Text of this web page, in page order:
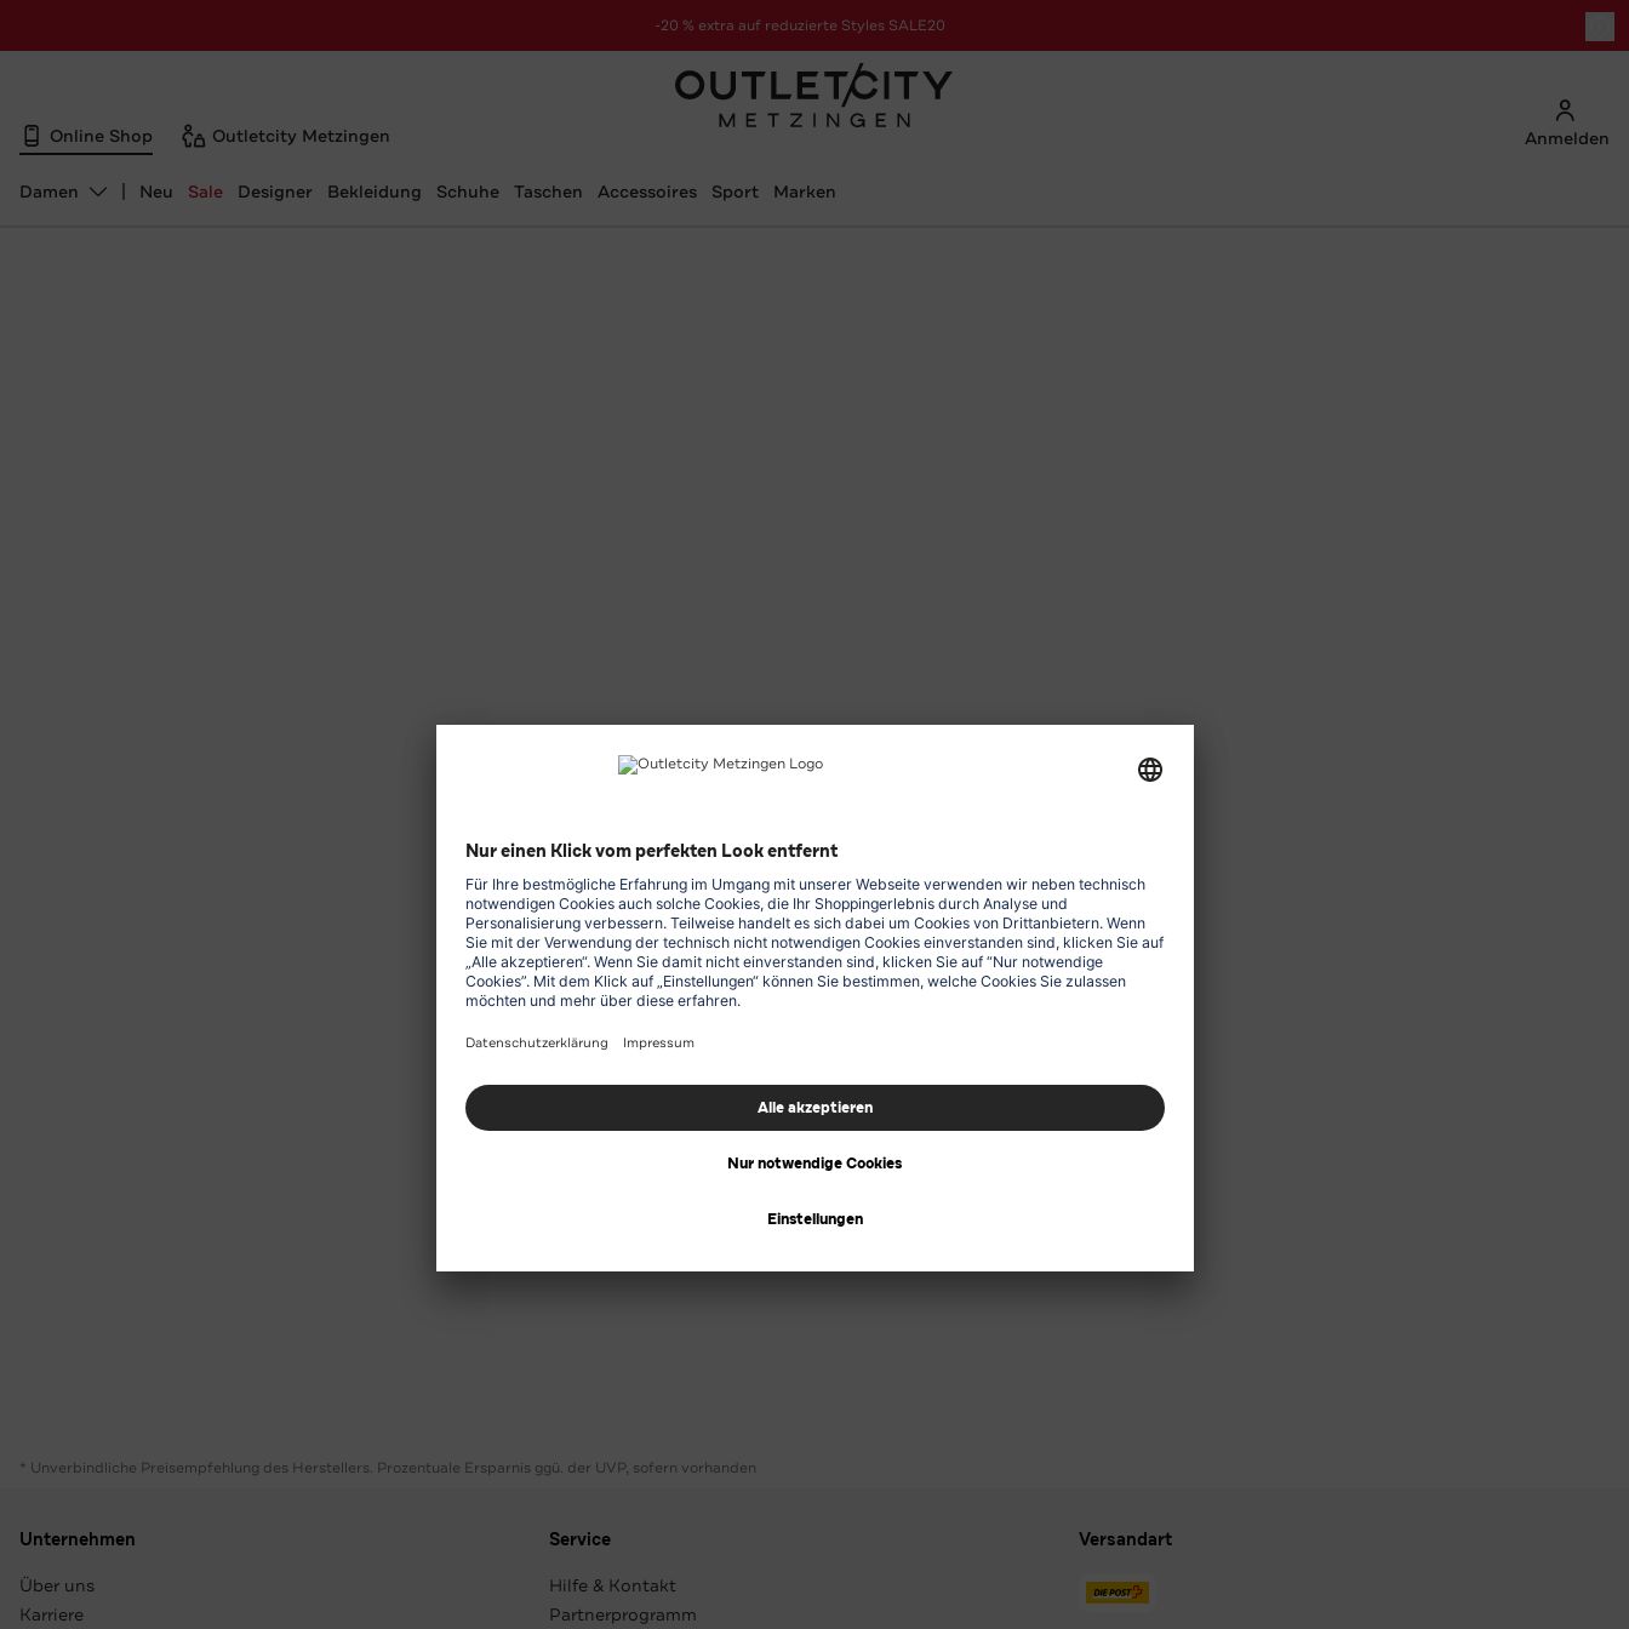
-20 % extra auf reduzierte Styles SALE20
zur Aktion
Online Shop Outletcity Metzingen Anmelden
Abteilung ändern, ausgewählt:
Damen Neu Sale Designer Bekleidung Schuhe Taschen Accessoires Sport Marken
* Unverbindliche Preisempfehlung des Herstellers. Prozentuale Ersparnis ggü. der UVP, sofern vorhanden
Unternehmen
Über uns
Karriere
Service
Hilfe & Kontakt
Partnerprogramm
Versandart